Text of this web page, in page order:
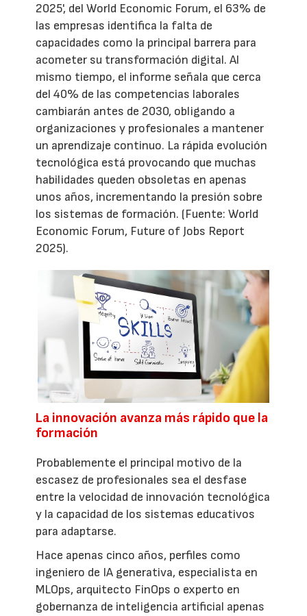
2025', del World Economic Forum, el 63% de
las empresas identifica la falta de
capacidades como la principal barrera para
acometer su transformación digital. Al
mismo tiempo, el informe señala que cerca
del 40% de las competencias laborales
cambiarán antes de 2030, obligando a
organizaciones y profesionales a mantener
un aprendizaje continuo. La rápida evolución
tecnológica está provocando que muchas
habilidades queden obsoletas en apenas
unos años, incrementando la presión sobre
los sistemas de formación. (Fuente: World
Economic Forum, Future of Jobs Report
2025).
La innovación avanza más rápido que la
formación
Probablemente el principal motivo de la
escasez de profesionales sea el desfase
entre la velocidad de innovación tecnológica
y la capacidad de los sistemas educativos
para adaptarse.
Hace apenas cinco años, perfiles como
ingeniero de IA generativa, especialista en
MLOps, arquitecto FinOps o experto en
gobernanza de inteligencia artificial apenas